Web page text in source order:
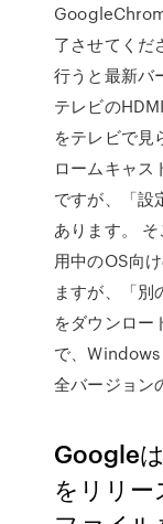
了させてくだ
行うと最新バ
テレビの
をテレビで
ロームキャス
ですが、「設
あります。
用中のOS向
ますが、「
をダウンロー
で、
全バージョン
Google
をリリー